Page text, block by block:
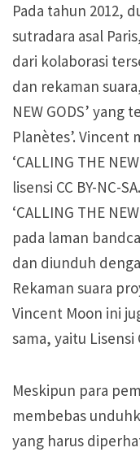
Pada tahun 2012,
sutradara asal
dari kolaborasi
dan rekaman
NEW GODS’ yang
Planètes’.
‘CALLING THE
lisensi CC BY-NC-
‘CALLING THE
pada laman
dan diunduh
Rekaman suara
Vincent Moon ini
sama, yaitu Lisensi
Meskipun para
membebas
yang harus